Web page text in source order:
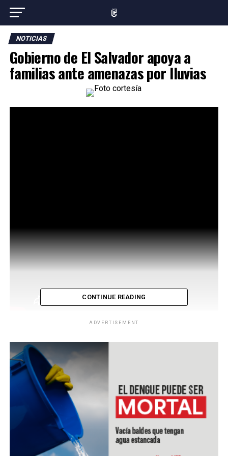
NOTICIAS
Gobierno de El Salvador apoya a
familias ante amenazas por lluvias
Comisión Nacional de Protección Civil, anunció hoy
medidas en favor de familias vulnerables, en el marco de
la alerta Amarilla decretada por la amenaza de una baja
presión.
“Vamos a llegar a nuestros hermanos salvadoreños
antes que el fenómeno pueda golpearles”, anunció la
comisionada presidencial de Operaciones y Gabinete de
Gobierno, Carolina Recinos.
CONTINUE READING
ADVERTISEMENT